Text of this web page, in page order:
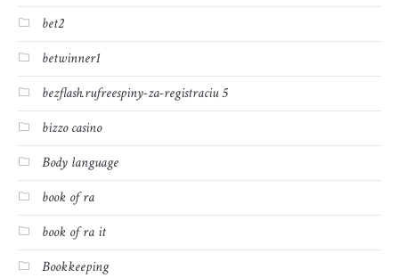
bet2
betwinner1
bezflash.rufreespiny-za-registraciu 5
bizzo casino
Body language
book of ra
book of ra it
Bookkeeping